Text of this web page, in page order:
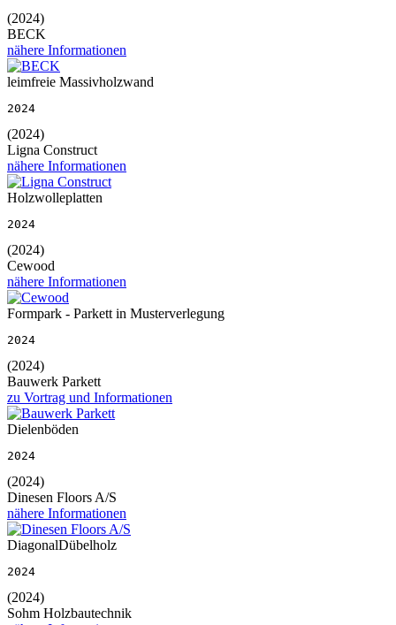
(2024)
BECK
nähere Informationen
leimfreie Massivholzwand
2024
(2024)
Ligna Construct
nähere Informationen
Holzwolleplatten
2024
(2024)
Cewood
nähere Informationen
Formpark - Parkett in Musterverlegung
2024
(2024)
Bauwerk Parkett
zu Vortrag und Informationen
Dielenböden
2024
(2024)
Dinesen Floors A/S
nähere Informationen
DiagonalDübelholz
2024
(2024)
Sohm Holzbautechnik